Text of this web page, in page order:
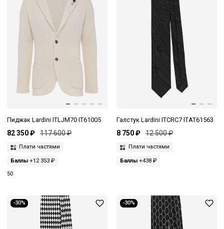
Пиджак Lardini ITLJM70 IT61005
82 350 ₽ 117 600 ₽
Плати частями
Баллы +12 353 ₽
50
Галстук Lardini ITCRC7 ITAT61563
8 750 ₽ 12 500 ₽
Плати частями
Баллы+438 ₽
-30% -30%